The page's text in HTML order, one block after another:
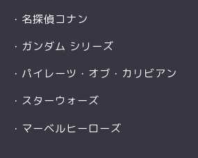
・ 名探偵コナン
・ ガンダム シリーズ
・ パイレーツ・オブ・カリビアン
・ スターウォーズ
・ マーベルヒーローズ